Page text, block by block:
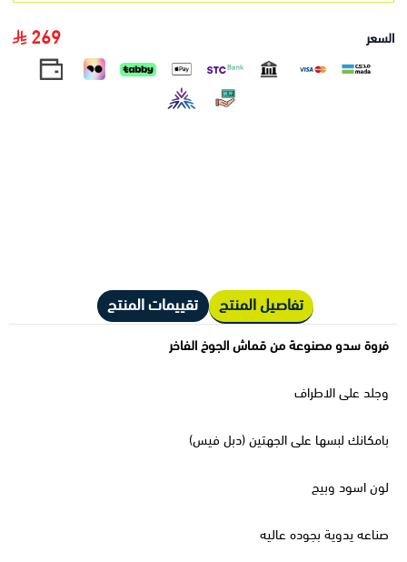
السعر 269
تفاصيل المنتج تقييمات المنتج
فروة سدو مصنوعة من قماش الجوخ الفاخر
وجلد على الاطراف
بامكانك لبسها على الجهتين (دبل فيس)
لون اسود وبيج
صناعه يدوية بجوده عاليه